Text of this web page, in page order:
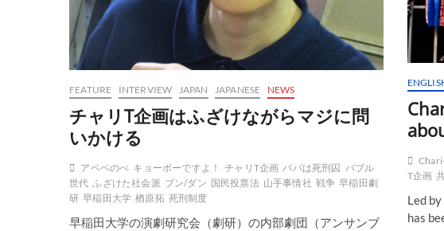
FEATURE INTERVIEW JAPAN JAPANESE NEWS
チャリT企画はふざけながらマジに問
いかける
アベベのべ キョーボーですよ！ チャリT企画 パパは死刑囚 バブル
世代 ふざけた社会派 ブン/ダン 国民投票法 山手事情社 戦争 早稲田劇
研 早稲田大学 楢原拓 死刑制度
早稲田大学の演劇研究会（劇研）の内部劇団（アンサンブ
T企画
Led
has